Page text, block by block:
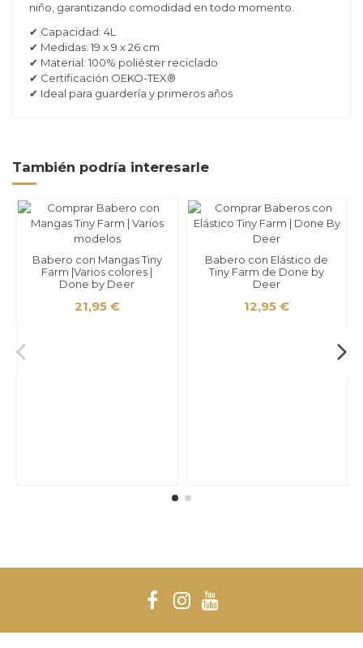
niño, garantizando comodidad en todo momento.
✔ Capacidad: 4L
✔ Medidas: 19 x 9 x 26 cm
✔ Material: 100% poliéster reciclado
✔ Certificación OEKO-TEX®
✔ Ideal para guardería y primeros años
También podría interesarle
Babero con Mangas Tiny
Farm |Varios colores |
Done by Deer
21,95 €
Babero con Elástico de
Tiny Farm de Done by
Deer
12,95 €